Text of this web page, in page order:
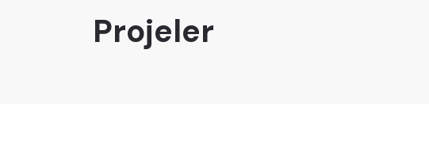
Projeler